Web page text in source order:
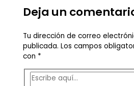
Deja un
Tu dirección de correo
publicada. Los campos
con *
Escribe